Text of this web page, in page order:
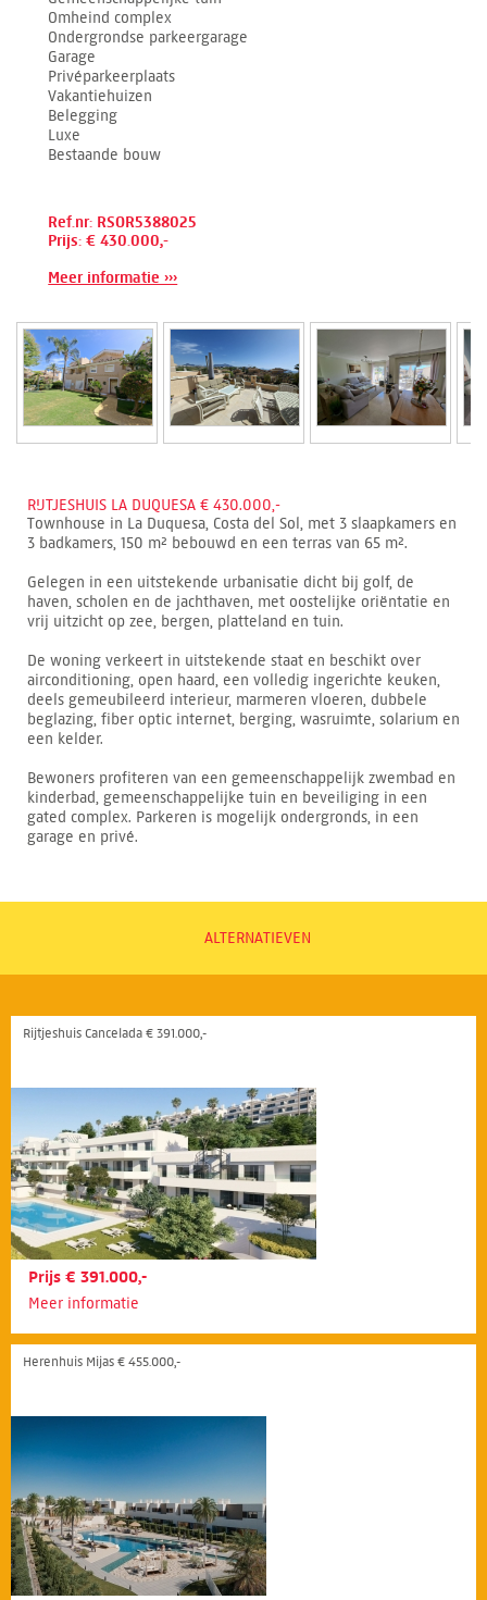
Omheind complex
Ondergrondse parkeergarage
Garage
Privéparkeerplaats
Vakantiehuizen
Belegging
Luxe
Bestaande bouw
Ref.nr: RSOR5388025
Prijs: € 430.000,-
Meer informatie ›››
RIJTJESHUIS LA DUQUESA € 430.000,-
Townhouse in La Duquesa, Costa del Sol, met 3 slaapkamers en
3 badkamers, 150 m² bebouwd en een terras van 65 m².
Gelegen in een uitstekende urbanisatie dicht bij golf, de
haven, scholen en de jachthaven, met oostelijke oriëntatie en
vrij uitzicht op zee, bergen, platteland en tuin.
De woning verkeert in uitstekende staat en beschikt over
airconditioning, open haard, een volledig ingerichte keuken,
deels gemeubileerd interieur, marmeren vloeren, dubbele
beglazing, fiber optic internet, berging, wasruimte, solarium en
een kelder.
Bewoners profiteren van een gemeenschappelijk zwembad en
kinderbad, gemeenschappelijke tuin en beveiliging in een
gated complex. Parkeren is mogelijk ondergronds, in een
garage en privé.
ALTERNATIEVEN
Rijtjeshuis Cancelada € 391.000,-
Prijs € 391.000,-
Meer informatie
Herenhuis Mijas € 455.000,-